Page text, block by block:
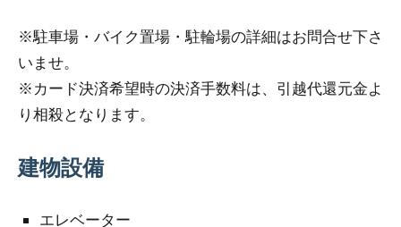
※駐車場・バイク置場・駐輪場の詳細はお問合せ下さ
いませ。
※カード決済希望時の決済手数料は、引越代還元金よ
り相殺となります。
建物設備
エレベーター